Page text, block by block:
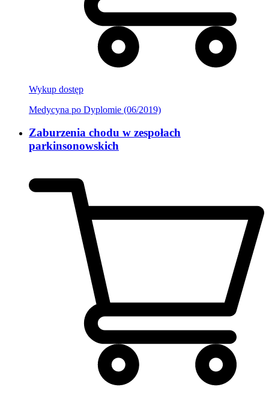
Wykup dostęp
Medycyna po Dyplomie (06/2019)
Zaburzenia chodu w zespołach
parkinsonowskich